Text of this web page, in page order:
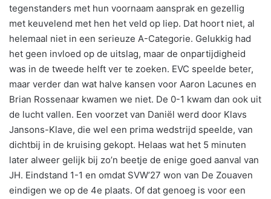
tegenstanders met hun voornaam aansprak en gezellig
met keuvelend met hen het veld op liep. Dat hoort niet, al
helemaal niet in een serieuze A-Categorie. Gelukkig had
het geen invloed op de uitslag, maar de onpartijdigheid
was in de tweede helft ver te zoeken. EVC speelde beter,
maar verder dan wat halve kansen voor Aaron Lacunes en
Brian Rossenaar kwamen we niet. De 0-1 kwam dan ook uit
de lucht vallen. Een voorzet van Daniël werd door Klavs
Jansons-Klave, die wel een prima wedstrijd speelde, van
dichtbij in de kruising gekopt. Helaas wat het 5 minuten
later alweer gelijk bij zo’n beetje de enige goed aanval van
JH. Eindstand 1-1 en omdat SVW’27 won van De Zouaven
eindigen we op de 4e plaats. Of dat genoeg is voor een